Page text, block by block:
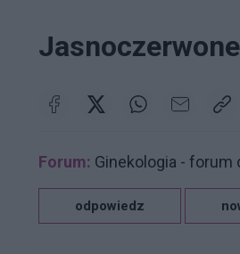
Forum: Ginekologia - forum
odpowiedz